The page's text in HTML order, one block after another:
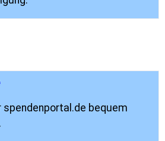
spendenportal.de bequem